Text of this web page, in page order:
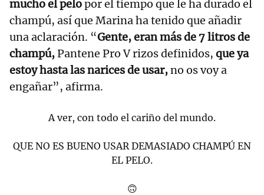
mucho el pelopor el tiempo que le ha durado el
champú, así que Marina ha tenido que añadir
una aclaración. “Gente, eran más de 7 litros de
champú,Pantene Pro V rizos definidos, que ya
estoy hasta las narices de usar,no os voy a
engañar”, afirma.
A ver, con todo el cariño del mundo.
QUE NO ES BUENO USAR DEMASIADO CHAMPÚ EN
EL PELO.
🙃